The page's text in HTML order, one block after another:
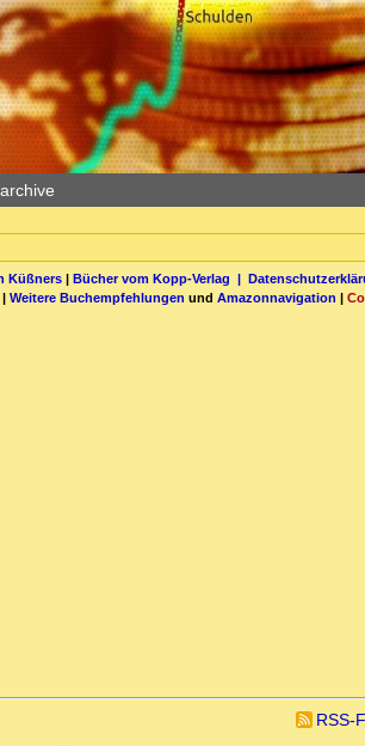
Küßners| Bücher vom Kopp-Verlag |
| Weitere Buchempfehlungen und Amazonnavigation |
RSS-